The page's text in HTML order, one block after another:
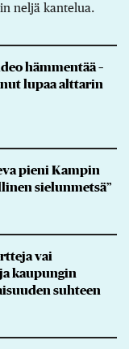
neljä kantelua.
hämmentää –
lupaa alttarin
pieni Kampin
sielunmetsä”
vai
kaupungin
suhteen